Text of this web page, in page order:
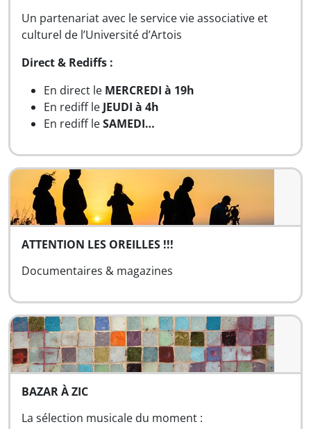
Un partenariat avec le service vie associative et
culturel de l’Université d’Artois
Direct & Rediffs :
En direct le MERCREDI à 19h
En rediff le JEUDI à 4h
En rediff leSAMEDI…
ATTENTION LES OREILLES !!!
Documentaires & magazines
BAZAR À ZIC
La sélection musicale du moment :